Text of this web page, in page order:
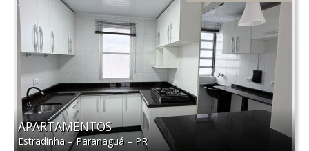
APARTAMENTOS
Estradinha–Paranaguá–PR